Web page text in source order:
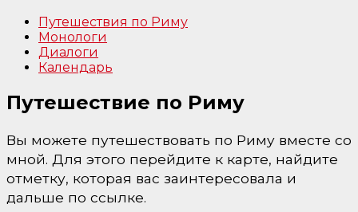
Путешествия по Риму
Монологи
Диалоги
Календарь
Путешествие по Риму
Вы можете путешествовать по Риму вместе со
мной. Для этого перейдите к карте, найдите
отметку, которая вас заинтересовала и
дальше по ссылке.